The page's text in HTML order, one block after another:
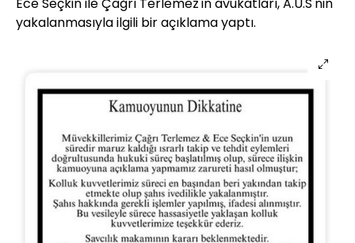
Ece Seçkin ile Çağrı Terlemez'in avukatları, A.U.S'nin
yakalanmasıyla ilgili bir açıklama yaptı.